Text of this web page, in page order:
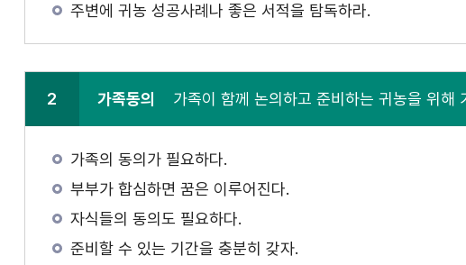
주변에 귀농 성공사례나 좋은 서적을 탐독하라.
2 가족동의 가족이 함께 논의하고 준비하는 귀농을 위해
가족의 동의가 필요하다.
부부가 합심하면 꿈은 이루어진다.
자식들의 동의도 필요하다.
준비할 수 있는 기간을 충분히 갖자.